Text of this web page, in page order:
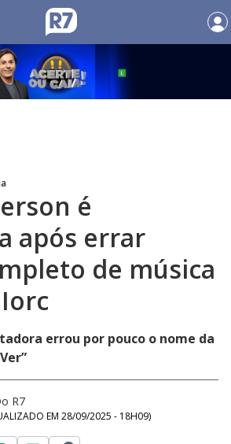
é
após errar
de música
errou por pouco o nome da
R7
EM 28/09/2025 - 18H09)